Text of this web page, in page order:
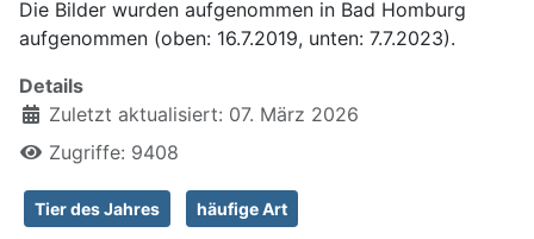
Die Bilder wurden aufgenommen in Bad Homburg
aufgenommen (oben: 16.7.2019, unten: 7.7.2023).
Details
Zuletzt aktualisiert: 07. März 2026
Zugriffe: 9408
Tier des Jahres häufige Art